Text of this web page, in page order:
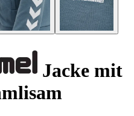
Jacke mit